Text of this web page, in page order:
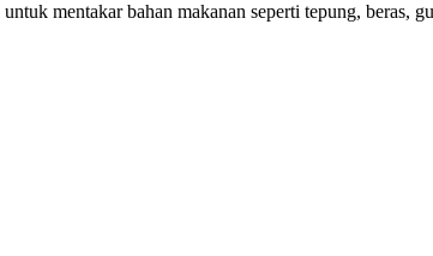
mentakar bahan makanan seperti tepung, beras,